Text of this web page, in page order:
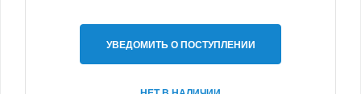
УВЕДОМИТЬ О ПОСТУПЛЕНИИ